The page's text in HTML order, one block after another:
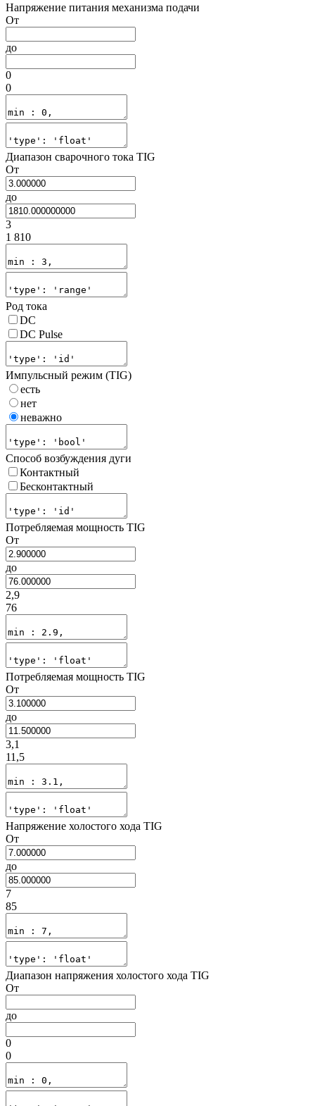
Напряжение питания механизма подачи
От
до
0
0
Диапазон сварочного тока TIG
От
до
3
1 810
Род тока
DC
DC Pulse
Импульсный режим (TIG)
есть
нет
неважно
Способ возбуждения дуги
Контактный
Бесконтактный
Потребляемая мощность TIG
От
до
2,9
76
Потребляемая мощность TIG
От
до
3,1
11,5
Напряжение холостого хода TIG
От
до
7
85
Диапазон напряжения холостого хода TIG
От
до
0
0